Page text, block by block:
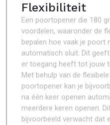
Flexibiliteit
Een poortopener die 180
voordelen, waaronder de
bepalen hoe vaak je poort
automatisch sluit. Dit
er toegang heeft tot jouw
Met behulp van de
poortopener kan je
na één keer openen
meerdere keren openen.
bijvoorbeeld verwacht dat